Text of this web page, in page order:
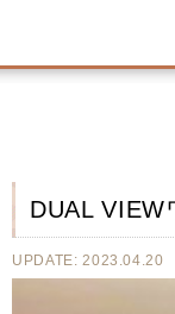
DUAL VIEW
UPDATE: 2023.04.20